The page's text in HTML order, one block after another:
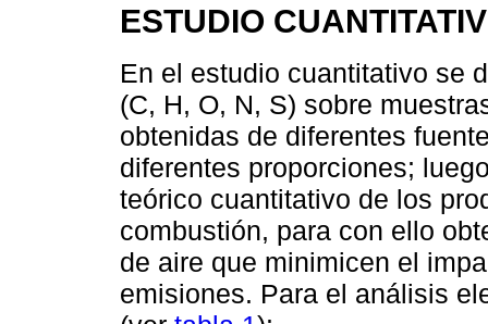
ESTUDIO
En el estudio cuantitativo se
(C, H, O, N, S) sobre
obtenidas de diferentes
diferentes proporciones;
teórico cuantitativo de los
combustión, para con ello
de aire que minimicen el
emisiones. Para el análisis